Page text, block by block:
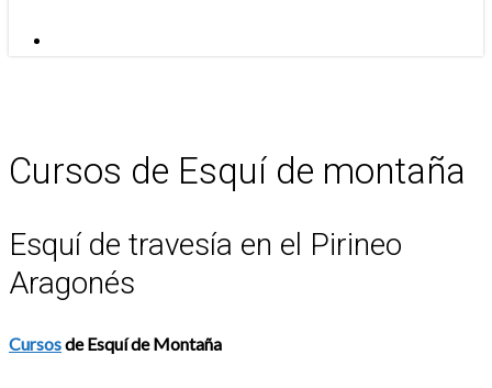
Cursos de Esquí de montaña
Esquí de travesía en el Pirineo
Aragonés
Cursosde Esquí de Montaña